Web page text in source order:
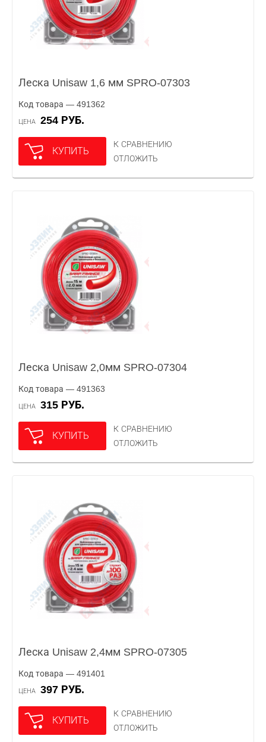
Леска Unisaw 1,6 мм SPRO-07303
Код товара — 491362
ЦЕНА 254 РУБ.
КУПИТЬ
К СРАВНЕНИЮ
ОТЛОЖИТЬ
Леска Unisaw 2,0мм SPRO-07304
Код товара — 491363
ЦЕНА 315 РУБ.
КУПИТЬ
К СРАВНЕНИЮ
ОТЛОЖИТЬ
Леска Unisaw 2,4мм SPRO-07305
Код товара — 491401
ЦЕНА 397 РУБ.
КУПИТЬ
К СРАВНЕНИЮ
ОТЛОЖИТЬ